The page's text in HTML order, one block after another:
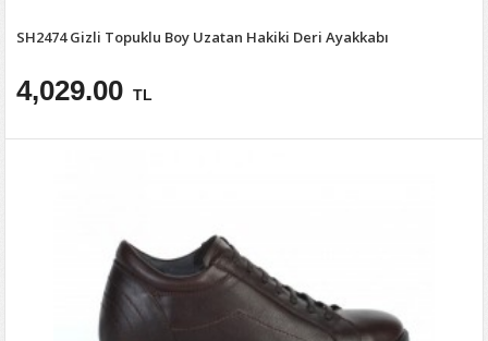
SH2474 Gizli Topuklu Boy Uzatan Hakiki Deri Ayakkabı
4,029.00 TL